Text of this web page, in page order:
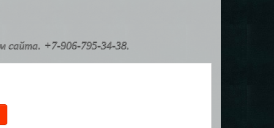
сайта. +7-906-795-34-38.